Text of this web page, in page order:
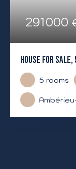
291 000
HOUSE FOR
5rooms